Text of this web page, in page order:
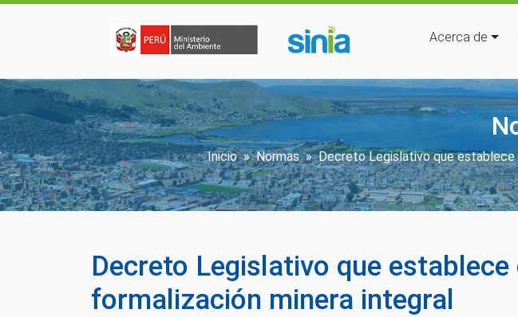
Navegación
Acerca de
Sobrescribir enlaces de
Inicio Normas Decreto Legislativo que establece
Decreto Legislativo que
formalización minera integral